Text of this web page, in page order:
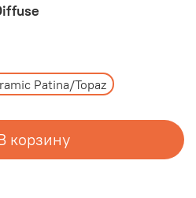
Patina/Topaz
корзину